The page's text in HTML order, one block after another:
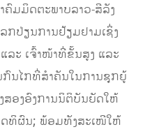
ຄົມມິດຕະພາບລາວ-ສີລັງ
ກປ່ຽນການຢ້ຽມຢາມເຊິ່ງ
ລະ ເຈົ້າໜ້າທີ່ຂັ້ນສູງ ແລະ
ກົນໄກທີ່ສຳຄັນໃນການຊຸກຍູ້
ອງອົງການນິຕິບັນຍັດໃຫ້
ທິຜົນ; ພ້ອມທັງສະເໜີໃຫ້